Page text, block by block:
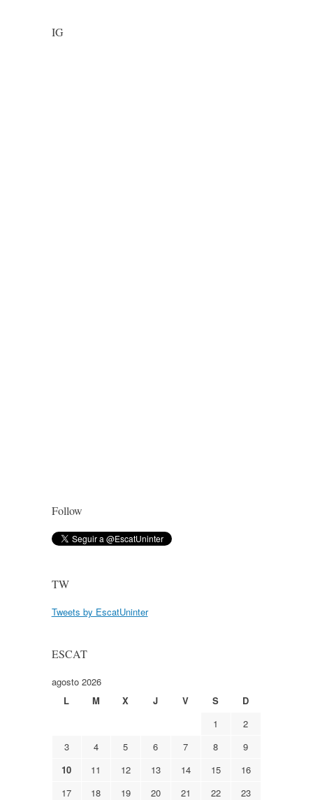
IG
Follow
TW
Tweets by EscatUninter
ESCAT
agosto 2026
L
M X J V S
D
1
2
3
4 5 6 7 8
9
10
11 12 13 14 15
16
17
18 19 20 21 22 23